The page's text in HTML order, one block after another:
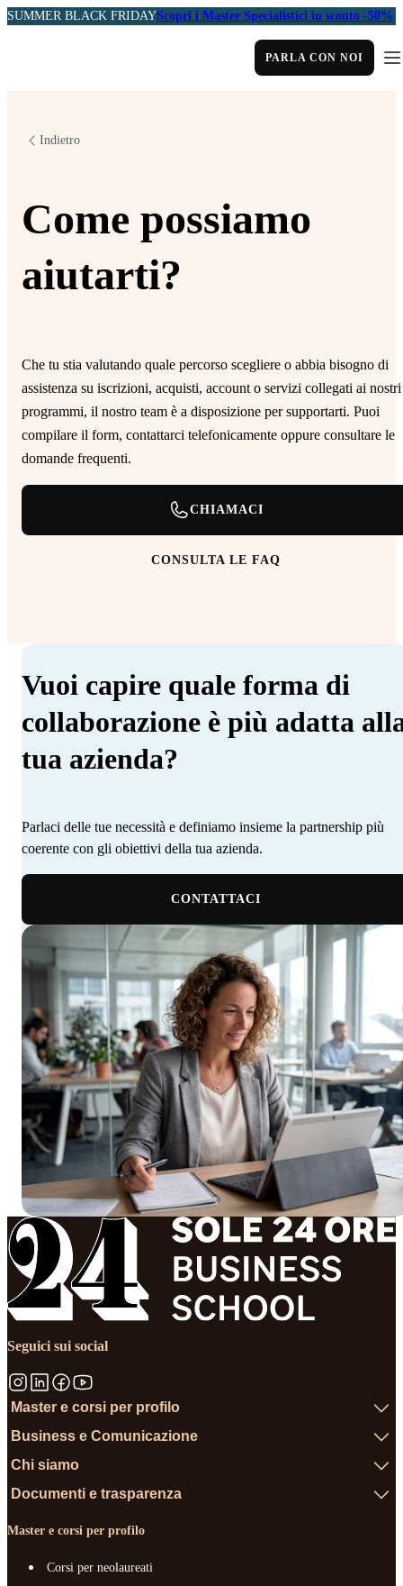
SUMMER BLACK FRIDAYScopri i Master Specialistici in sconto -50%
PARLA CON NOI
Indietro
Come possiamo
aiutarti?
Che tu stia valutando quale percorso scegliere o abbia bisogno di
assistenza su iscrizioni, acquisti, account o servizi collegati ai nostri
programmi, il nostro team è a disposizione per supportarti. Puoi
compilare il form, contattarci telefonicamente oppure consultare le
domande frequenti.
CHIAMACI
CONSULTA LE FAQ
Vuoi capire quale forma di
collaborazione è più adatta
tua azienda?
Parlaci delle tue necessità e definiamo insieme la partnership più
coerente con gli obiettivi della tua azienda. ‍ ‍‍ ‍​​​​‌ ‍ ​‍​‍‌‍ ‌ ​‍‌‍‍‌‌‍‌ ‌‍‍‌‌‍ ‍​‍​‍​ ‍‍​‍​‍‌‍‌​‌‍​‌‌ ‌​‌‍ ‌‍​ ‌‍ ‌‌ ​ ​‍ ‍‌‍​ ‌‍ ‌‍ ‌​‍​‍​‍ ​​‍​‍‌‍‍​‌ ​‍‌‍‌‌‌‍‌‍​‍​‍​ ‍‍​‍​‍‌‍‍​‌ ‌​‌ ‌​‌ ​​‌ ​ ​ ‍‍​‍ ​‍ ‌‍​ ‌‍ ‌‌ ​ ​‍ ‍‌‍‍‌‌‍ ‍‌ ‌​‌‍‌‌‌ ​‍‌‍ ‍‌‍​‌‌‍ ​​‍ ‍​ ​‍​ ‌​‌‍ ‌ ​‍‌‍‌‌‌‍​‍‌ ​ ​‍ ‍‌‍​ ‌‍ ‌‍ ‌​‍ ‌‍‌‌‌‍‌​‌‍‍‌‌ ‌​‌‍ ‌ ​‍​‍ ‌‍‍‌‌ ‌​‌‍‌‌‌‍ ‌‌‌ ‌ ‌​‌ ‍‌‌ ​​‌‍‌‌‌ ​ ​‍ ‌​​‍‌‍ ‍​ ​​​ ‌​‌‌‍​‌​ ​‌‌‍‍‌‌‍​‌‌​‌​ ‌‍‌‌​ ‌ ​ ‌ ‍‍‌ ‌‍‌‌​‌‌​ ‌‌‍‌‌​‌‍‌ ​‍‌‍ ‍‌​​‍‌ ‌ ​‍ ‌‍‍‌‌ ‌​‌‍‌‌‌‍ ‌‌ ​ ​‍ ‌​‍‍‌​ ‍‌ ‌ ‌‍‌‌‌​​‌​ ‌ ‌​‌​‌​​‌‌‌​ ​ ‌‌‌ ‌‌‌‍‍‍​ ​‍‌​‌ ‌‍ ‍‌ ​‍‌ ​‍‌ ‍‌‌‍​‌‌ ‌‍‌​ ‌‌‍‌ ​‍ ‌‍‌‌‌‍‌​‌‍‍‌‌ ‌​​‍​ ‌‍‌‍‌‍‍‌‌‍‌‌‌‍ ​‌‍‌​‌‌​​‌‍​‌‌ ‌​‌‍‍​​ ‌‌ ​ ‌ ‌‌‌‍​‍‌ ‌​‌‍‍‌‌ ‌​‌‍ ​‌‍‌‌​‍ ‍‌‍‍‌‌ ‌​​‍​‍‌
CONTATTACI
Seguici sui social
Master e corsi per profilo
Business e Comunicazione
Chi siamo
Documenti e trasparenza
Master e corsi per profilo
Corsi per neolaureati